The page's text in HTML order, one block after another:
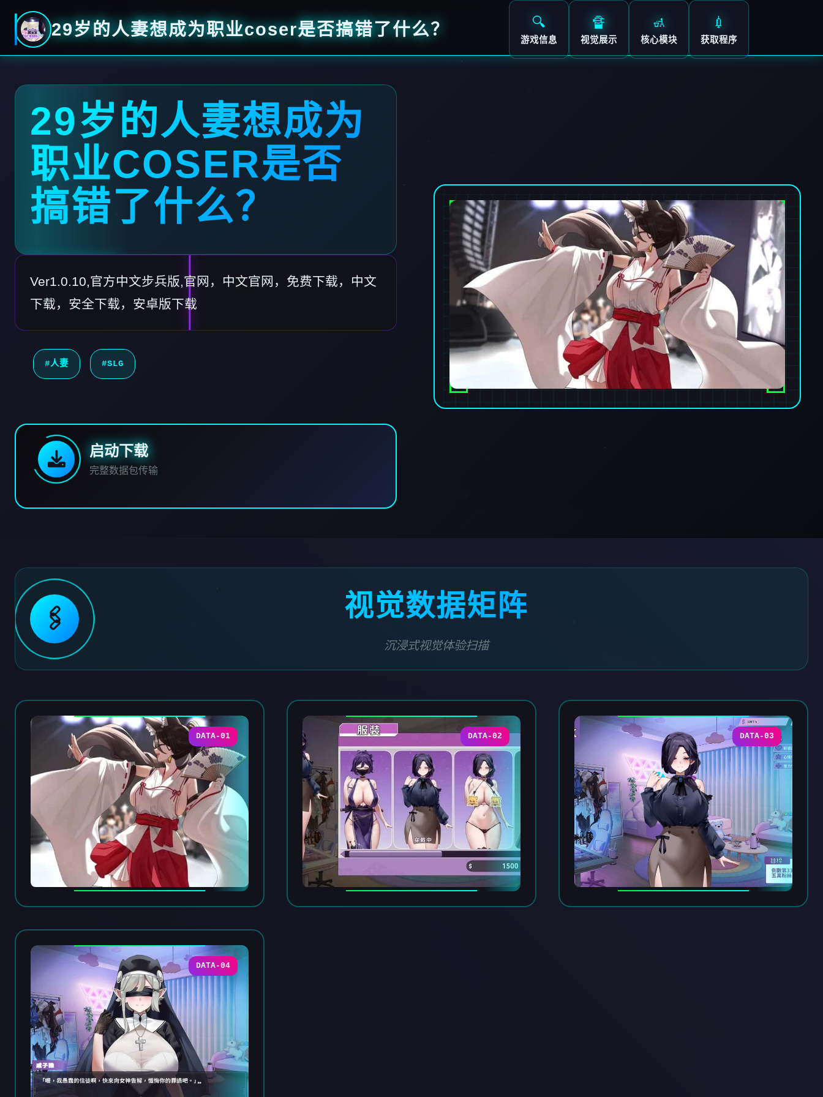
29岁的人妻想成为职业coser是否搞错了什么？ 🔍
游戏信息
🔏
视觉展示
🚮
核心模块
💉
获取程序
29岁的人妻想成为
职业COSER是否
搞错了什么？
Ver1.0.10,官方中文步兵版,官网，中文官网，免费下载，中文
下载，安全下载，安卓版下载
#人妻 #SLG
启动下载
完整数据包传输
🖇️ 视觉数据矩阵
沉浸式视觉体验扫描
DATA-01 DATA-02 DATA-03
DATA-04